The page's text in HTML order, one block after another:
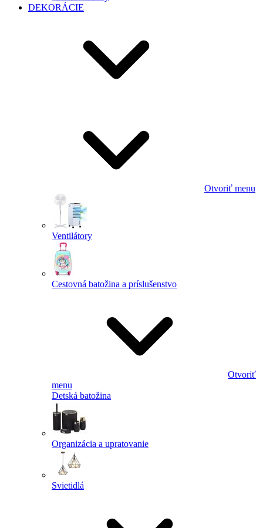
DEKORÁCIE
Otvoriť menu
Ventilátory
Cestovná batožina a príslušenstvo
Otvoriť
menu
Detská batožina
Organizácia a upratovanie
Svietidlá